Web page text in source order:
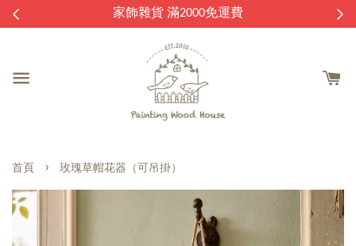
家飾雜貨 滿2000免運費
首頁 › 玫瑰草帽花器（可吊掛）